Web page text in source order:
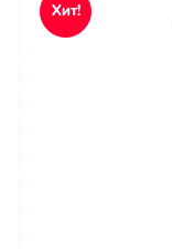
Хит!